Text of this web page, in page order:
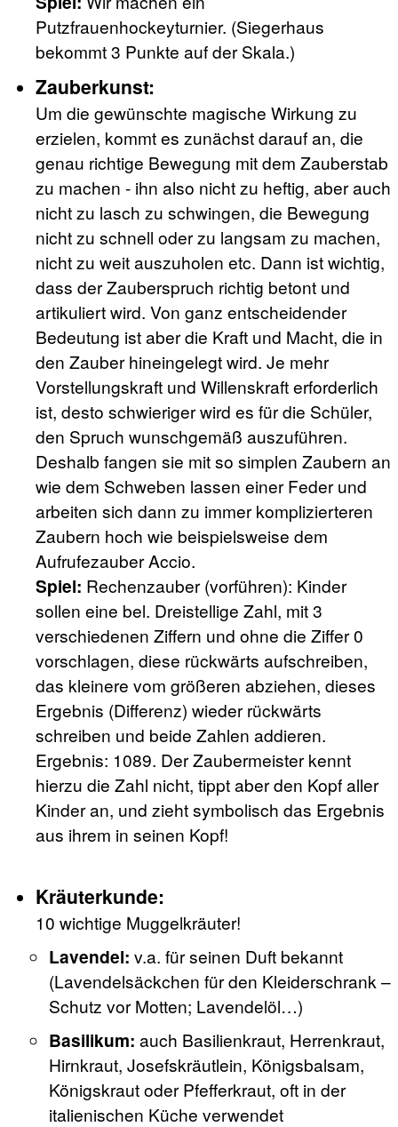
Putzfrauenhockeyturnier. (Siegerhaus
bekommt 3 Punkte auf der Skala.)
Zauberkunst:
Um die gewünschte magische Wirkung zu
erzielen, kommt es zunächst darauf an, die
genau richtige Bewegung mit dem Zauberstab
zu machen - ihn also nicht zu heftig, aber auch
nicht zu lasch zu schwingen, die Bewegung
nicht zu schnell oder zu langsam zu machen,
nicht zu weit auszuholen etc. Dann ist wichtig,
dass der Zauberspruch richtig betont und
artikuliert wird. Von ganz entscheidender
Bedeutung ist aber die Kraft und Macht, die in
den Zauber hineingelegt wird. Je mehr
Vorstellungskraft und Willenskraft erforderlich
ist, desto schwieriger wird es für die Schüler,
den Spruch wunschgemäß auszuführen.
Deshalb fangen sie mit so simplen Zaubern an
wie dem Schweben lassen einer Feder und
arbeiten sich dann zu immer komplizierteren
Zaubern hoch wie beispielsweise dem
Aufrufezauber Accio.
Spiel: Rechenzauber (vorführen): Kinder
sollen eine bel. Dreistellige Zahl, mit 3
verschiedenen Ziffern und ohne die Ziffer 0
vorschlagen, diese rückwärts aufschreiben,
das kleinere vom größeren abziehen, dieses
Ergebnis (Differenz) wieder rückwärts
schreiben und beide Zahlen addieren.
Ergebnis: 1089. Der Zaubermeister kennt
hierzu die Zahl nicht, tippt aber den Kopf aller
Kinder an, und zieht symbolisch das Ergebnis
aus ihrem in seinen Kopf!
Kräuterkunde:
10 wichtige Muggelkräuter!
Lavendel: v.a. für seinen Duft bekannt
(Lavendelsäckchen für den Kleiderschrank –
Schutz vor Motten; Lavendelöl…)
Basilikum: auch Basilienkraut, Herrenkraut,
Hirnkraut, Josefskräutlein, Königsbalsam,
Königskraut oder Pfefferkraut, oft in der
italienischen Küche verwendet